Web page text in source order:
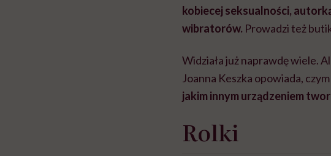
kobiecej seksualności,
wibratorów. Prowadzi też
Widziała już naprawdę wiele.
Joanna Keszka opowiada,
jakim innym urządzeniem
Rolki